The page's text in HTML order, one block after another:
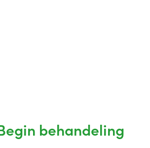
behandeling